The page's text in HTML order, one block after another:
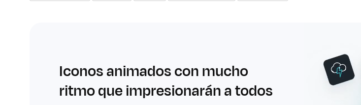
Iconos animados con mucho
ritmo que impresionarán a todos